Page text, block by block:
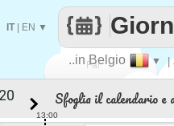
Fai
..in Belgio ▼ |
IT| EN ▼
Sfoglia il calendario e
13:00